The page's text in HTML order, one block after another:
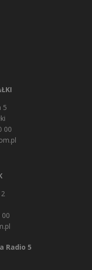
5
00
00
Radio 5